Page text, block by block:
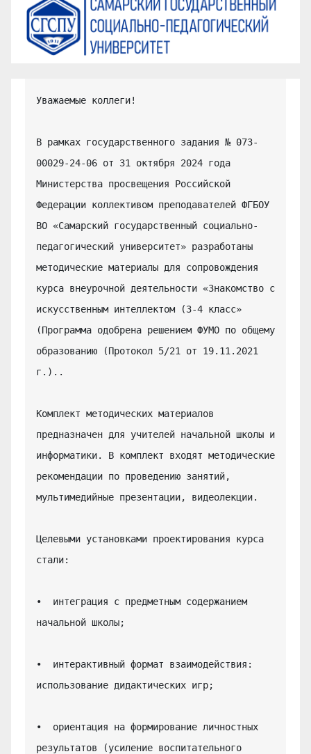
Уважаемые коллеги!
В рамках государственного задания № 073-
00029-24-06 от 31 октября 2024 года
Министерства просвещения Российской
Федерации коллективом преподавателей ФГБОУ
ВО «Самарский государственный социально-
педагогический университет» разработаны
методические материалы для сопровождения
курса внеурочной деятельности «Знакомство с
искусственным интеллектом (3-4 класс»
(Программа одобрена решением ФУМО по общему
образованию (Протокол 5/21 от 19.11.2021
г.)..
Комплект методических материалов
предназначен для учителей начальной школы и
информатики. В комплект входят методические
рекомендации по проведению занятий,
мультимедийные презентации, видеолекции.
Целевыми установками проектирования курса
стали:
•  интеграция с предметным содержанием
начальной школы;
•  интерактивный формат взаимодействия:
использование дидактических игр;
•  ориентация на формирование личностных
результатов (усиление воспитательного